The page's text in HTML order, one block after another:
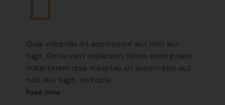
Quia voluptas sit aspernatur aut odit aut
fugit. Dicta sunt explicabo. Nemo enim ipsam
voluptatem quia voluptas sit aspernatur aut
odit aut fugit, sed quia.
Read more